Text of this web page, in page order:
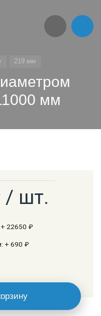
219 мм
мм
/ шт.
22650 ₽
+ 690 ₽